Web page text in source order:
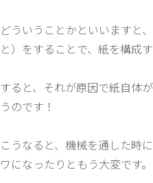
どういうことかといいますと
と）をすることで、紙を構成
すると、それが原因で紙自体
うのです！
こうなると、機械を通した時
ワになったりともう大変です。